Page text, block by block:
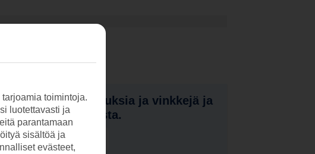
Vastaanota tarjouksia ja vinkkejä ja
tietoja uutuuksista.
Tilaa uutiskirje
toimintoja.
luotettavasti ja
parantamaan
sisältöä ja
evästeet,